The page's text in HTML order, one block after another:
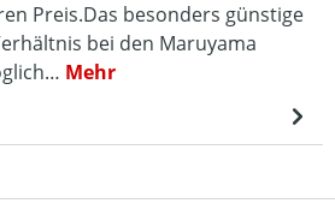
Preis.Das besonders günstige
bei den Maruyama
Mehr